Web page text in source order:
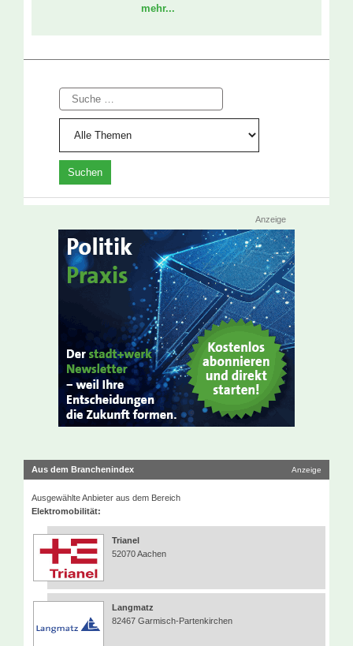
mehr...
Suche
Anzeige
Aus dem Branchenindex Anzeige
Ausgewählte Anbieter aus dem Bereich
Elektromobilität:
Trianel
52070 Aachen
Langmatz
82467 Garmisch-Partenkirchen